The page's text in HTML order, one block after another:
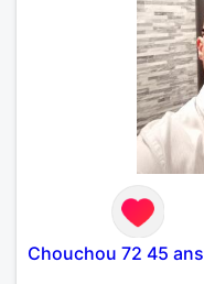
Chouchou 72 45 ans